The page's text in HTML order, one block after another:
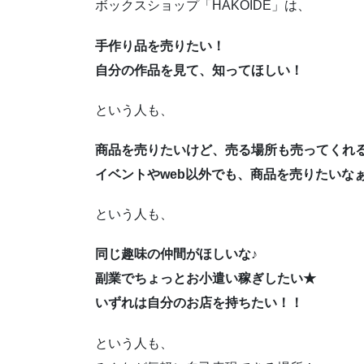
ボックスショップ「HAKOIDE」は、
手作り品を売りたい！
自分の作品を見て、知ってほしい！
という人も、
商品を売りたいけど、売る場所も売ってくれ
イベントやweb以外でも、商品を売りたいな
という人も、
同じ趣味の仲間がほしいな♪
副業でちょっとお小遣い稼ぎしたい★
いずれは自分のお店を持ちたい！！
という人も、